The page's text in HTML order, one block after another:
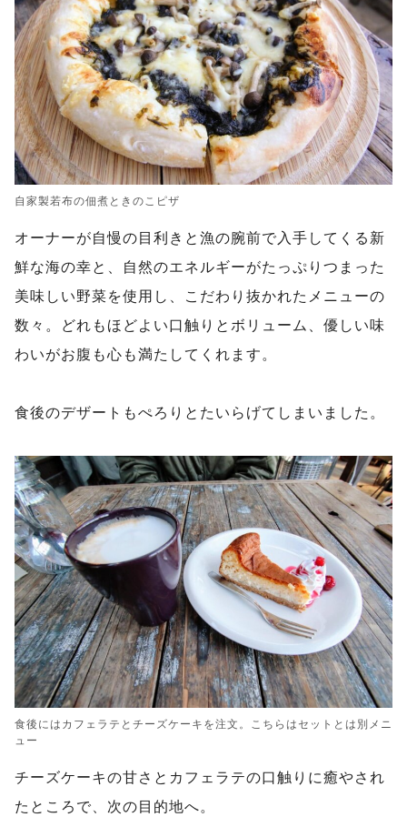
自家製若布の佃煮ときのこピザ
オーナーが自慢の目利きと漁の腕前で入手してくる新
鮮な海の幸と、自然のエネルギーがたっぷりつまった
美味しい野菜を使用し、こだわり抜かれたメニューの
数々。どれもほどよい口触りとボリューム、優しい味
わいがお腹も心も満たしてくれます。
食後のデザートもぺろりとたいらげてしまいました。
食後にはカフェラテとチーズケーキを注文。こちらはセットとは別メニ
ュー
チーズケーキの甘さとカフェラテの口触りに癒やされ
たところで、次の目的地へ。